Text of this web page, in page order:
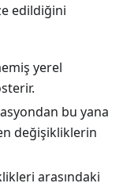
edildiğini
yerel
bu yana
değişikliklerin
arasındaki